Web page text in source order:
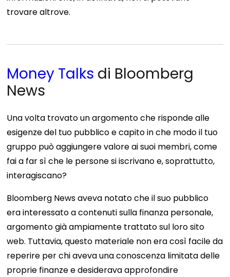
trovare altrove.
Money Talks di Bloomberg
News
Una volta trovato un argomento che risponde alle
esigenze del tuo pubblico e capito in che modo il tuo
gruppo può aggiungere valore ai suoi membri, come
fai a far sì che le persone si iscrivano e, soprattutto,
interagiscano?
Bloomberg News aveva notato che il suo pubblico
era interessato a contenuti sulla finanza personale,
argomento già ampiamente trattato sul loro sito
web. Tuttavia, questo materiale non era così facile da
reperire per chi aveva una conoscenza limitata delle
proprie finanze e desiderava approfondire